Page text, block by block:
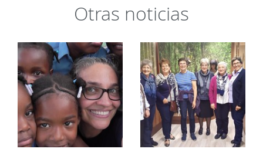
Otras noticias